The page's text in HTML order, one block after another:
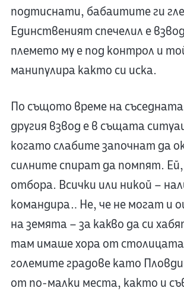
подтиснати, бабаитите ги
Единственият спечелил е
племето му е под контрол и
манипулира както си иска.
По същото време на
другия взвод е в същата
когато слабите започнат да
силните спират да помпят.
отбора. Всички или никой –
командира… Не, че не могат и
на земята – за какво да си
там имаше хора от
големите градове като
от по-малки места, както и